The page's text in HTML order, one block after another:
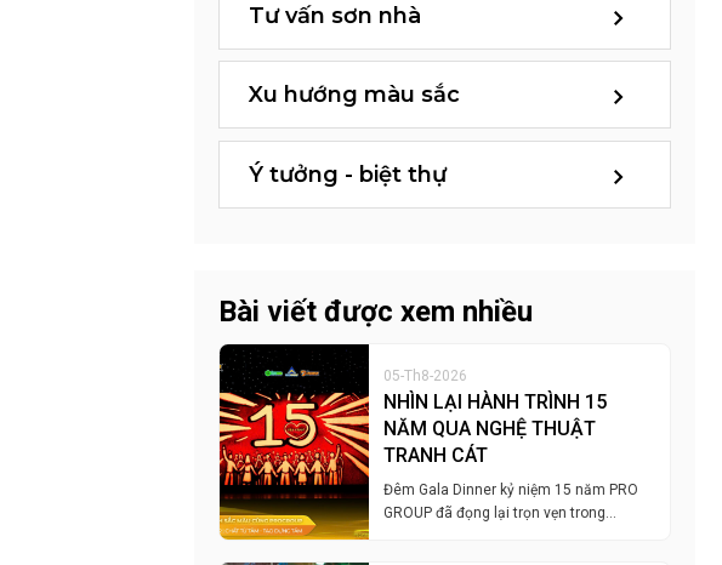
Tư vấn sơn nhà
Xu hướng màu sắc
Ý tưởng - biệt thự
Bài viết được xem nhiều
05-Th8-2026
NHÌN LẠI HÀNH TRÌNH 15
NĂM QUA NGHỆ THUẬT
TRANH CÁT
Đêm Gala Dinner kỷ niệm 15 năm PRO
GROUP đã đọng lại trọn vẹn trong…